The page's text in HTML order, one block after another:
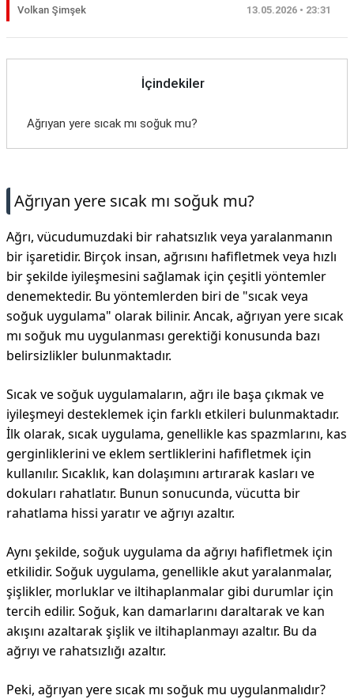
Volkan Şimşek 13.05.2026 • 23:31
İçindekiler
Ağrıyan yere sıcak mı soğuk mu?
Ağrıyan yere sıcak mı soğuk mu?
Ağrı, vücudumuzdaki bir rahatsızlık veya yaralanmanın
bir işaretidir. Birçok insan, ağrısını hafifletmek veya hızlı
bir şekilde iyileşmesini sağlamak için çeşitli yöntemler
denemektedir. Bu yöntemlerden biri de "sıcak veya
soğuk uygulama" olarak bilinir. Ancak, ağrıyan yere sıcak
mı soğuk mu uygulanması gerektiği konusunda bazı
belirsizlikler bulunmaktadır.
Sıcak ve soğuk uygulamaların, ağrı ile başa çıkmak ve
iyileşmeyi desteklemek için farklı etkileri bulunmaktadır.
İlk olarak, sıcak uygulama, genellikle kas spazmlarını, kas
gerginliklerini ve eklem sertliklerini hafifletmek için
kullanılır. Sıcaklık, kan dolaşımını artırarak kasları ve
dokuları rahatlatır. Bunun sonucunda, vücutta bir
rahatlama hissi yaratır ve ağrıyı azaltır.
Aynı şekilde, soğuk uygulama da ağrıyı hafifletmek için
etkilidir. Soğuk uygulama, genellikle akut yaralanmalar,
şişlikler, morluklar ve iltihaplanmalar gibi durumlar için
tercih edilir. Soğuk, kan damarlarını daraltarak ve kan
akışını azaltarak şişlik ve iltihaplanmayı azaltır. Bu da
ağrıyı ve rahatsızlığı azaltır.
Peki, ağrıyan yere sıcak mı soğuk mu uygulanmalıdır?